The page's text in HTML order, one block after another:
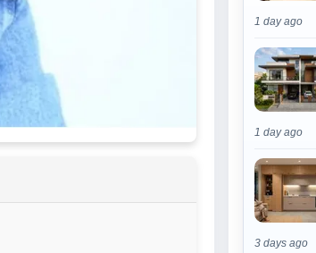
1 day ago
1 day ago
3 days ago